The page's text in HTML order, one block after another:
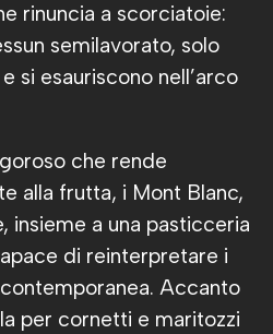
rinuncia a scorciatoie:
semilavorato, solo
si esauriscono nell’arco
che rende
alla frutta, i Mont Blanc,
insieme a una pasticceria
di reinterpretare i
Accanto
per cornetti e maritozzi